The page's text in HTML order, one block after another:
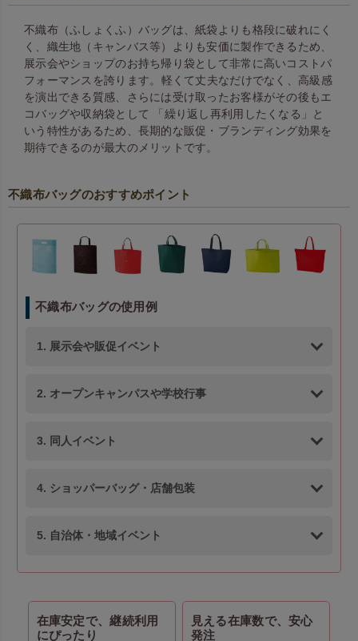
不織布（ふしょくふ）バッグは、紙袋よりも格段に破れにく
く、織生地（キャンバス等）よりも安価に製作できるため、
展示会やショップのお持ち帰り袋として非常に高いコストパ
フォーマンスを誇ります。 軽くて丈夫なだけでなく、高級感
を演出できる質感、さらには受け取ったお客様がその後もエ
コバッグや収納袋として 「繰り返し再利用したくなる」と
いう特性があるため、長期的な販促・ブランディング効果を
期待できるのが最大のメリットです。
不織布バッグのおすすめポイント
不織布バッグの使用例
1. 展示会や販促イベント
2. オープンキャンパスや学校行事
3. 同人イベント
4. ショッパーバッグ・店舗包装
5. 自治体・地域イベント
在庫安定で、継続利用
にぴったり
見える在庫数で、安心
発注